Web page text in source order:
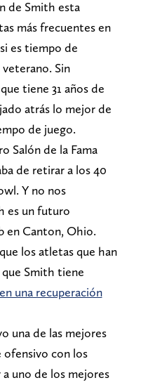
de Smith esta
más frecuentes en
es tiempo de
Sin
tiene 31 años de
atrás lo mejor de
de juego.
Salón de la Fama
de retirar a los 40
Y no nos
es un futuro
en Canton, Ohio.
los atletas que han
Smith tiene
una recuperación
una de las mejores
ofensivo con los
uno de los mejores